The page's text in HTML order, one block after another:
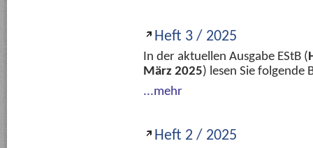
Heft 3 / 2025
In der aktuellen Ausgabe EStB (
März 2025) lesen Sie folgende
...mehr
Heft 2 / 2025